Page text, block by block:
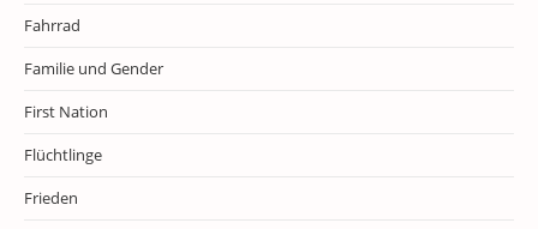
Fahrrad
Familie und Gender
First Nation
Flüchtlinge
Frieden